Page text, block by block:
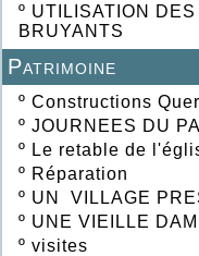
º UTILISATION
BRUYANTS
Patrimoine
º Constructions
º JOURNEES DU
º Le retable de
º Réparation
º UN VILLAGE
º UNE VIEILLE
º visites